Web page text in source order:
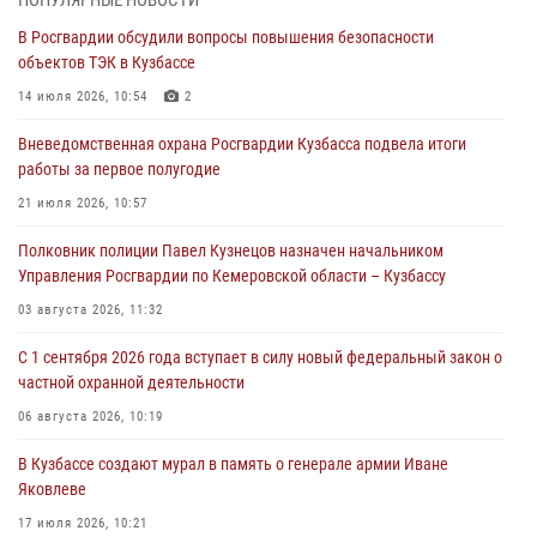
С 1 сентября 2026 года вступает в силу новый федеральный закон о
частной охранной деятельности
06 августа 2026, 10:19
Росгвардейцы задержали предполагаемого виновника причинения
ножевого ранения кемеровчанину
06 августа 2026, 09:18
Росгвардейцы задержали мужчину, повредившего имущество
горожанки
06 августа 2026, 08:17
Росгвардейцы пресекли противоправные действия и защитили
новокузнечанку от агрессивного знакомого
06 августа 2026, 07:16
В Росгвардии обсудили вопросы повышения безопасности
объектов ТЭК в Кузбассе
14 июля 2026, 10:54 2
Вневедомственная охрана Росгвардии Кузбасса подвела итоги
работы за первое полугодие
21 июля 2026, 10:57
Полковник полиции Павел Кузнецов назначен начальником
Управления Росгвардии по Кемеровской области – Кузбассу
03 августа 2026, 11:32
С 1 сентября 2026 года вступает в силу новый федеральный закон о
частной охранной деятельности
06 августа 2026, 10:19
В Кузбассе создают мурал в память о генерале армии Иване
Яковлеве
17 июля 2026, 10:21